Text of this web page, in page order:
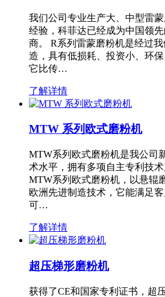
我们公司专业生产大、中型雷
经验，科菲达已经成为中国领
商。 R系列雷蒙磨粉机是经过
造，具有低损耗、投资小、环
它比传…
了解详情
MTW 系列欧式磨粉机
MTW系列欧式磨粉机是我公司
术水平，拥有多项自主专利技
MTW系列欧式磨粉机，以悬辊
欧洲先进制造技术，它能满足
可…
了解详情
超压梯形磨粉机
获得了CE和国家专利证书，超